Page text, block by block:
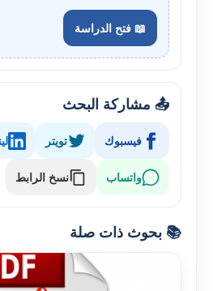
📖 فتح الدراسة
📤 مشاركة البحث
فيسبوك تويتر
واتساب نسخ الرابط
📚 بحوث ذات صلة